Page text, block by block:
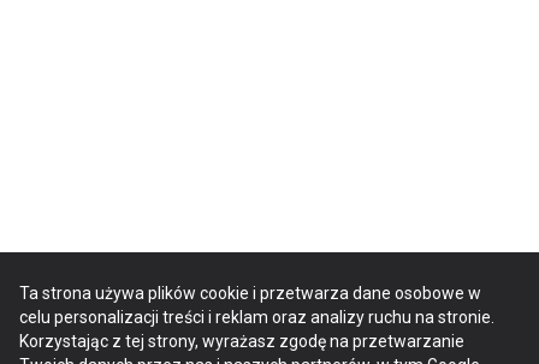
Ta strona używa plików cookie i przetwarza dane osobowe w
celu personalizacji treści i reklam oraz analizy ruchu na stronie.
Korzystając z tej strony, wyrażasz zgodę na przetwarzanie